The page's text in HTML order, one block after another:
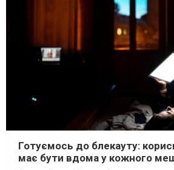
Готуємось до блекауту:
має бути вдома у кожного